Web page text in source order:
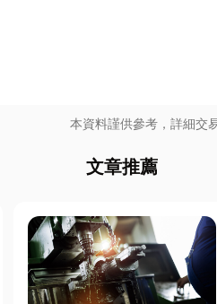
本資料謹供參考，詳細交
文章推薦